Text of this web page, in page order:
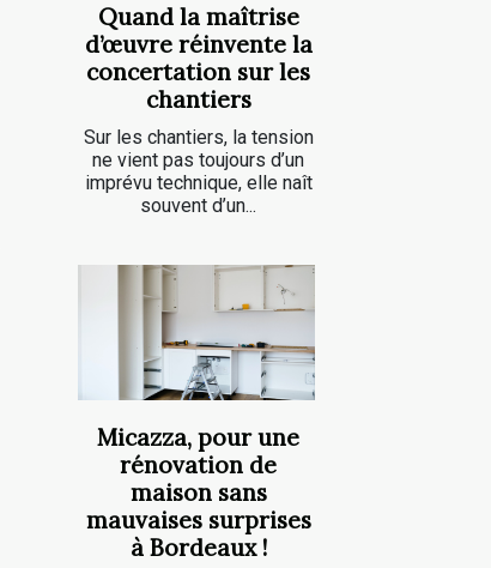
Quand la maîtrise
d’œuvre réinvente la
concertation sur les
chantiers
Sur les chantiers, la tension
ne vient pas toujours d’un
imprévu technique, elle naît
souvent d’un...
Micazza, pour une
rénovation de
maison sans
mauvaises surprises
à Bordeaux !